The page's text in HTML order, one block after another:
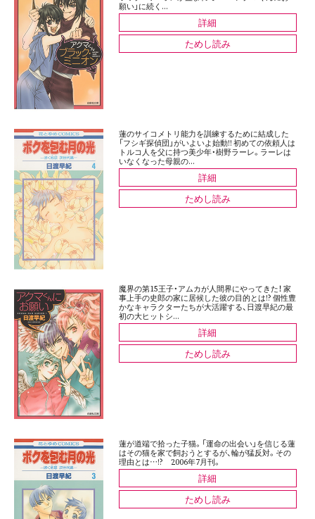
願い」に続く...
詳細
ためし読み
蓮のサイコメトリ能力を訓練するために結成した
「フシギ探偵団」がいよいよ始動!! 初めての依頼人は
トルコ人を父に持つ美少年・樹野ラーレ。ラーレは
いなくなった母親の...
詳細
ためし読み
魔界の第15王子・アムカが人間界にやってきた！ 家
事上手の史郎の家に居候した彼の目的とは!? 個性豊
かなキャラクターたちが大活躍する、日渡早紀の最
初の大ヒットシ...
詳細
ためし読み
蓮が道端で拾った子猫。「運命の出会い」を信じる蓮
はその猫を家で飼おうとするが、輪が猛反対。その
理由とは…!? 2006年7月刊。
詳細
ためし読み